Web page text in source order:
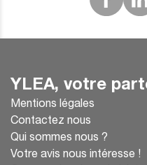
YLEA, votre
Mentions légales
Contactez nous
Qui sommes nous ?
Votre avis nous intéresse !